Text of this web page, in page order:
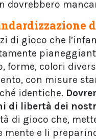
dovrebbero
di gioco che
forme, colori
con misure
identiche.
di libertà dei
di gioco che,
mente e li